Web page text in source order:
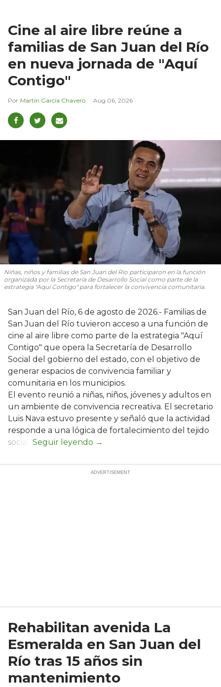
Cine al aire libre reúne a
familias de San Juan del Río
en nueva jornada de "Aquí
Contigo"
Martín García Chavero Aug 06, 2026
Niñas, niños y familias de San Juan del Río participaron en la función
organizada por la Secretaría de Desarrollo Social como parte de la
estrategia "Aquí Contigo" para fortalecer la convivencia comunitaria.
San Juan del Río, 6 de agosto de 2026.- Familias de
San Juan del Río tuvieron acceso a una función de
cine al aire libre como parte de la estrategia "Aquí
Contigo" que opera la Secretaría de Desarrollo
Social del gobierno del estado, con el objetivo de
generar espacios de convivencia familiar y
comunitaria en los municipios.
El evento reunió a niñas, niños, jóvenes y adultos en
un ambiente de convivencia recreativa. El secretario
Luis Nava estuvo presente y señaló que la actividad
responde a una lógica de fortalecimiento del tejido
social:
Rehabilitan avenida La
Esmeralda en San Juan del
Río tras 15 años sin
mantenimiento